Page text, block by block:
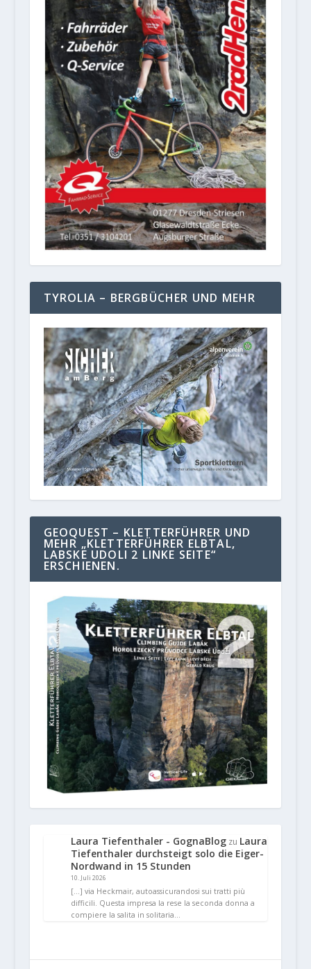
TYROLIA – BERGBÜCHER UND MEHR
GEOQUEST – KLETTERFÜHRER UND
MEHR „KLETTERFÜHRER ELBTAL,
LABSKE UDOLI 2 LINKE SEITE“
ERSCHIENEN.
Laura Tiefenthaler - GognaBlogzu Laura
Tiefenthaler durchsteigt solo die Eiger-
Nordwand in 15 Stunden
10. Juli 2026
[…] via Heckmair, autoassicurandosi sui tratti più
difficili. Questa impresa la rese la seconda donna a
compiere la salita in solitaria…